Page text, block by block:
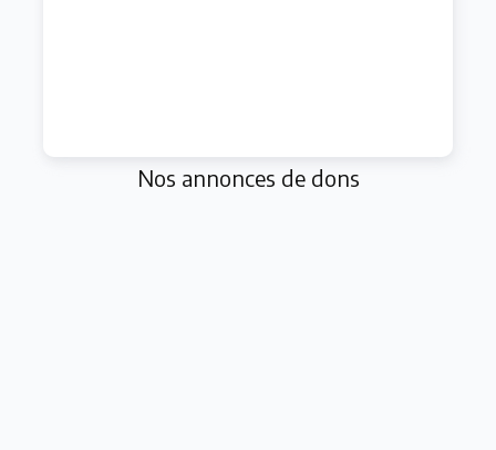
Nos annonces de dons